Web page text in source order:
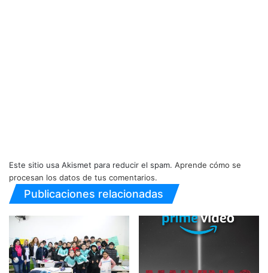
Este sitio usa Akismet para reducir el spam. Aprende cómo se
procesan los datos de tus comentarios.
Publicaciones relacionadas